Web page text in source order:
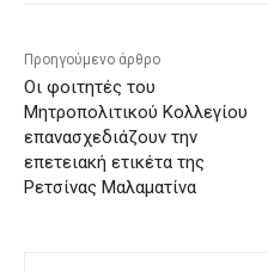
Προηγούμενο άρθρο
Οι φοιτητές του
Μητροπολιτικού Κολλεγίου
επανασχεδιάζουν την
επετειακή ετικέτα της
Ρετσίνας Μαλαματίνα